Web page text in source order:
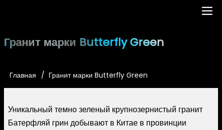
содержанию
Main
Гранит марки Butterfly Green
Строка
Главная Гранит марки Butterfly Green
Уникальный темно зеленый крупнозернистый гранит
Батерфляй грин добывают в Китае в провинции